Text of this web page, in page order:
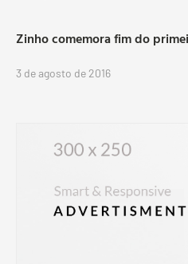
Zinho comemora fim do
3 de agosto de 2016